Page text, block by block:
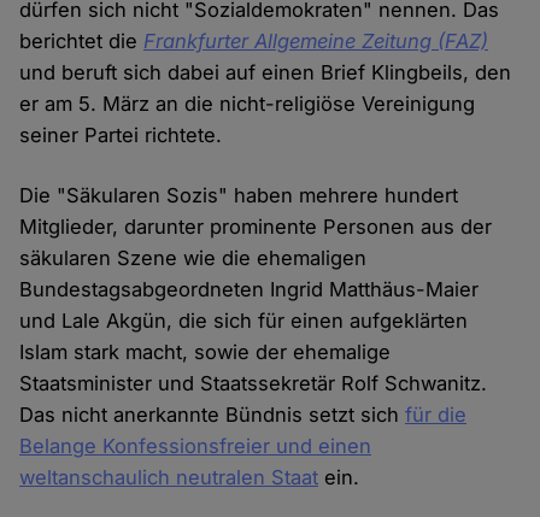
dürfen sich nicht "Sozialdemokraten" nennen. Das
berichtet die Frankfurter Allgemeine Zeitung (FAZ)
und beruft sich dabei auf einen Brief Klingbeils, den
er am 5. März an die nicht-religiöse Vereinigung
seiner Partei richtete.
Die "Säkularen Sozis" haben mehrere hundert
Mitglieder, darunter prominente Personen aus der
säkularen Szene wie die ehemaligen
Bundestagsabgeordneten Ingrid Matthäus-Maier
und Lale Akgün, die sich für einen aufgeklärten
Islam stark macht, sowie der ehemalige
Staatsminister und Staatssekretär Rolf Schwanitz.
Das nicht anerkannte Bündnis setzt sichfür die
Belange Konfessionsfreier und einen
weltanschaulich neutralen Staat ein.